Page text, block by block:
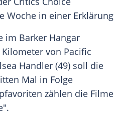
Woche in einer Erklärung
im Barker Hangar
von Pacific
Handler (49) soll die
Mal in Folge
zählen die Filme